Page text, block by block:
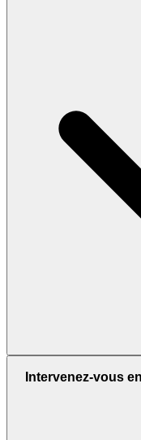
Intervenez-vous